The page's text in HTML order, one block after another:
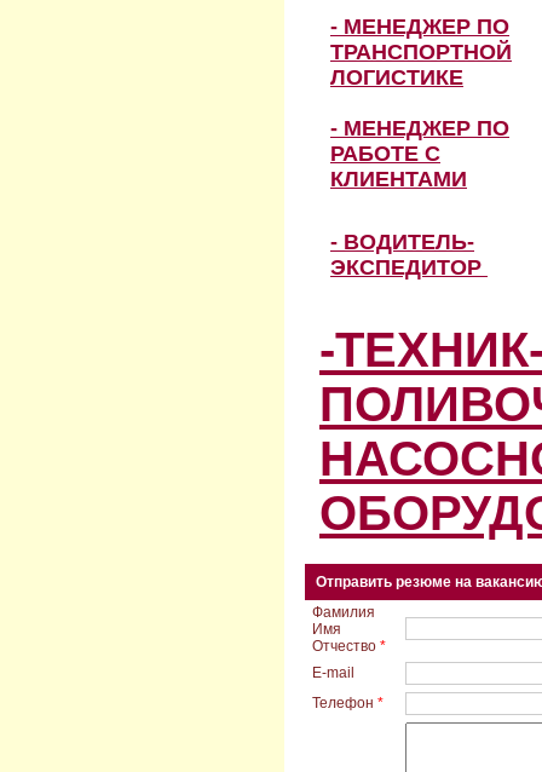
- МЕНЕДЖЕР ПО
ТРАНСПОРТНОЙ
ЛОГИСТИКЕ
- МЕНЕДЖЕР ПО
РАБОТЕ С
КЛИЕНТАМИ
- ВОДИТЕЛЬ-
ЭКСПЕДИТОР
-
Отправить резюме на
Фамилия
Имя
Отчество*
E-mail
Телефон*